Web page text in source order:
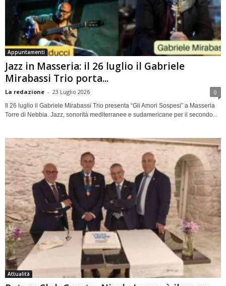
Appuntamenti
Jazz in Masseria: il 26 luglio il Gabriele
Mirabassi Trio porta...
La redazione - 23 Luglio 2026 0
Il 26 luglio il Gabriele Mirabassi Trio presenta “Gli Amori Sospesi” a Masseria
Torre di Nebbia. Jazz, sonorità mediterranee e sudamericane per il secondo...
Attualità